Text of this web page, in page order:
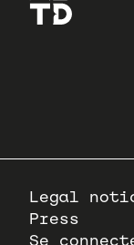
Pied
de
page
Legal
Press
Se